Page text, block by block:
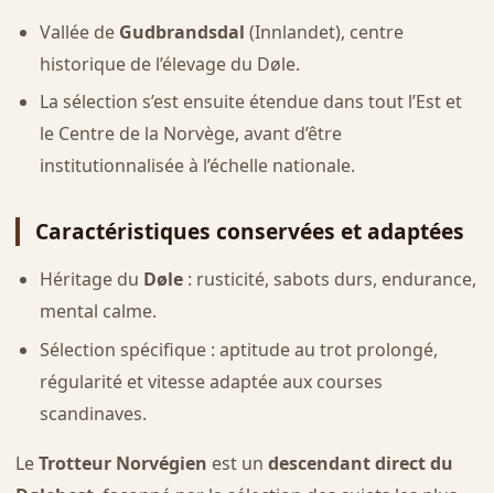
Vallée de Gudbrandsdal (Innlandet), centre
historique de l’élevage du Døle.
La sélection s’est ensuite étendue dans tout l’Est et
le Centre de la Norvège, avant d’être
institutionnalisée à l’échelle nationale.
Caractéristiques conservées et adaptées
Héritage du Døle: rusticité, sabots durs, endurance,
mental calme.
Sélection spécifique : aptitude au trot prolongé,
régularité et vitesse adaptée aux courses
scandinaves.
LeTrotteur Norvégien est un descendant direct du